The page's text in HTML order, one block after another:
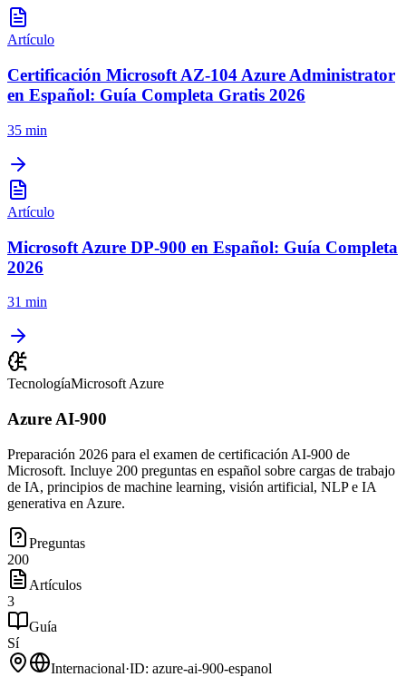
Artículo
Certificación Microsoft AZ-104 Azure Administrator
en Español: Guía Completa Gratis 2026
35 min
Artículo
Microsoft Azure DP-900 en Español: Guía Completa
2026
31 min
TecnologíaMicrosoft Azure
Azure AI-900
Preparación 2026 para el examen de certificación AI-900 de
Microsoft. Incluye 200 preguntas en español sobre cargas de trabajo
de IA, principios de machine learning, visión artificial, NLP e IA
generativa en Azure.
Preguntas
200
Artículos
3
Guía
Sí
Internacional·ID: azure-ai-900-espanol